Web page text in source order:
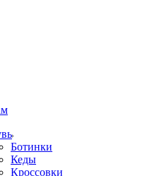
Ботинки
Кеды
Кроссовки